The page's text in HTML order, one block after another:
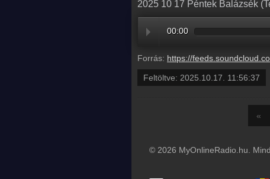
2025 10 17 Péntek Balázsék
00:00
Forrás: https://feeds.soundcloud.com/stream/2192351971-balazsek-2025-10-17-
Feltöltve: 2025.10.17. 11:56:37
«
© 2026 MyOnlineRadio.hu.